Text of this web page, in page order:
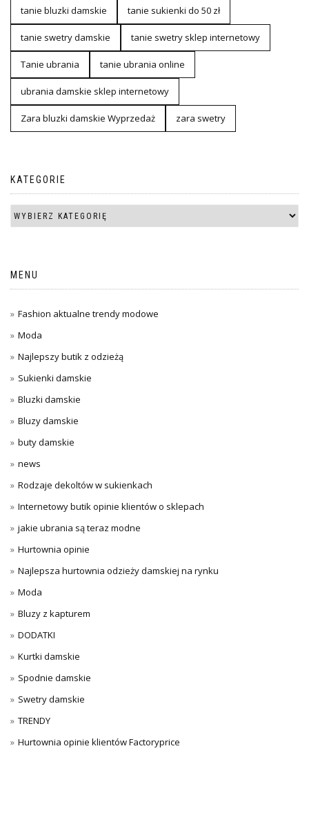
tanie bluzki damskie tanie sukienki do 50 zł
tanie swetry damskie tanie swetry sklep internetowy
Tanie ubrania tanie ubrania online
ubrania damskie sklep internetowy
Zara bluzki damskie Wyprzedaż zara swetry
KATEGORIE
MENU
Fashion aktualne trendy modowe
Moda
Najlepszy butik z odzieżą
Sukienki damskie
Bluzki damskie
Bluzy damskie
buty damskie
news
Rodzaje dekoltów w sukienkach
Internetowy butik opinie klientów o sklepach
jakie ubrania są teraz modne
Hurtownia opinie
Najlepsza hurtownia odzieży damskiej na rynku
Moda
Bluzy z kapturem
DODATKI
Kurtki damskie
Spodnie damskie
Swetry damskie
TRENDY
Hurtownia opinie klientów Factoryprice